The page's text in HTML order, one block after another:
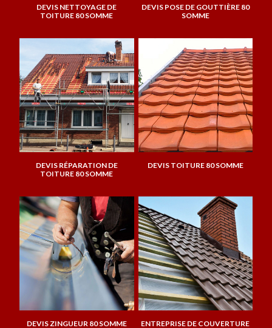
DEVIS NETTOYAGE DE
TOITURE 80 SOMME
DEVIS POSE DE GOUTTIÈRE 80
SOMME
DEVIS RÉPARATION DE
TOITURE 80 SOMME
DEVIS TOITURE 80 SOMME
DEVIS ZINGUEUR 80 SOMME
ENTREPRISE DE COUVERTURE